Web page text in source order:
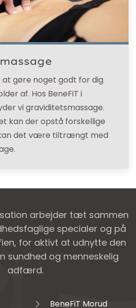
gøre noget godt for dig
af. Hos BeneFiT i
vi graviditetsmassage.
kan der opstå forskellige
det være tiltrængt med
arbejder tæt sammen
specialer og på
for aktivt at udnytte den
sundhed og menneskelig
adfærd.
BeneFiT Morud